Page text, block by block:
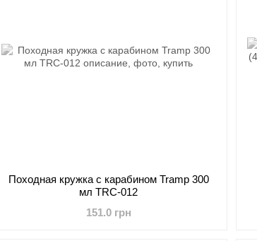
Походная кружка с карабином Tramp 300
мл TRC-012
151.0 грн